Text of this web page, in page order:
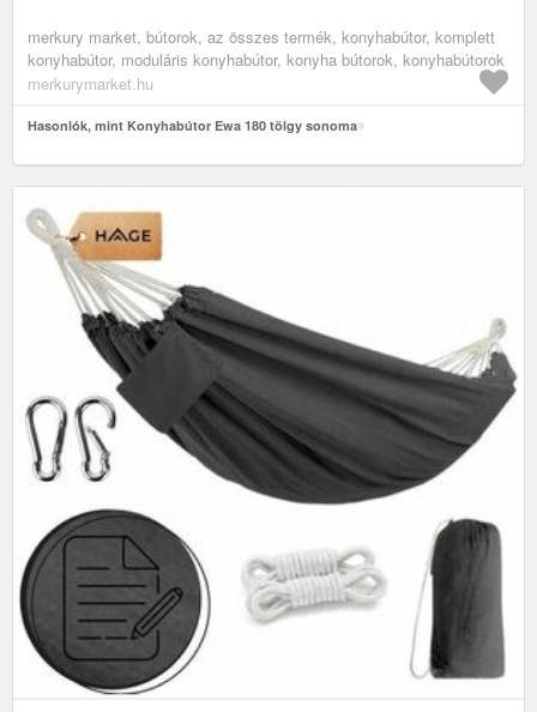
merkury market, bútorok, az összes termék, konyhabútor, komplett
konyhabútor, moduláris konyhabútor, konyha bútorok, konyhabútorok
merkurymarket.hu
Hasonlók, mint Konyhabútor Ewa 180 tölgy sonoma